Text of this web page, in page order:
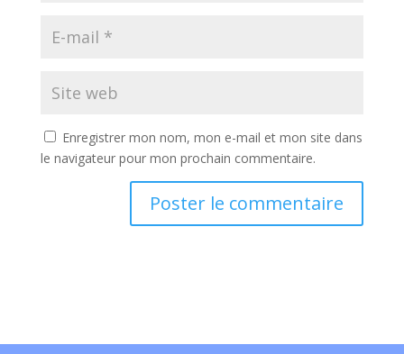
Enregistrer mon nom, mon e-mail et mon site dans
le navigateur pour mon prochain commentaire.